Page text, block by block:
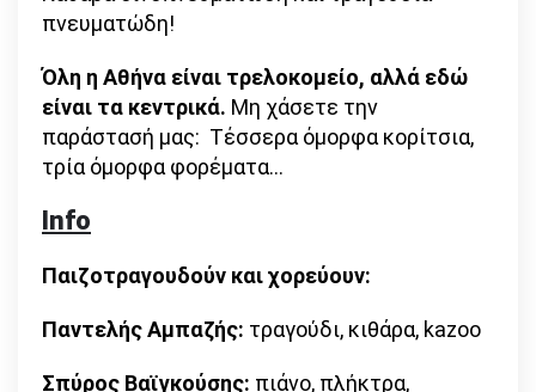
πνευματώδη!
Όλη η Αθήνα είναι τρελοκομείο, αλλά εδώ
είναι τα κεντρικά. Μη χάσετε την
παράστασή μας: Τέσσερα όμορφα κορίτσια,
τρία όμορφα φορέματα…
Ιnfo
Παιζοτραγουδούν και χορεύουν:
Παντελής Αμπαζής: τραγούδι, κιθάρα, kazoo
Σπύρος Βαϊγκούσης: πιάνο, πλήκτρα,